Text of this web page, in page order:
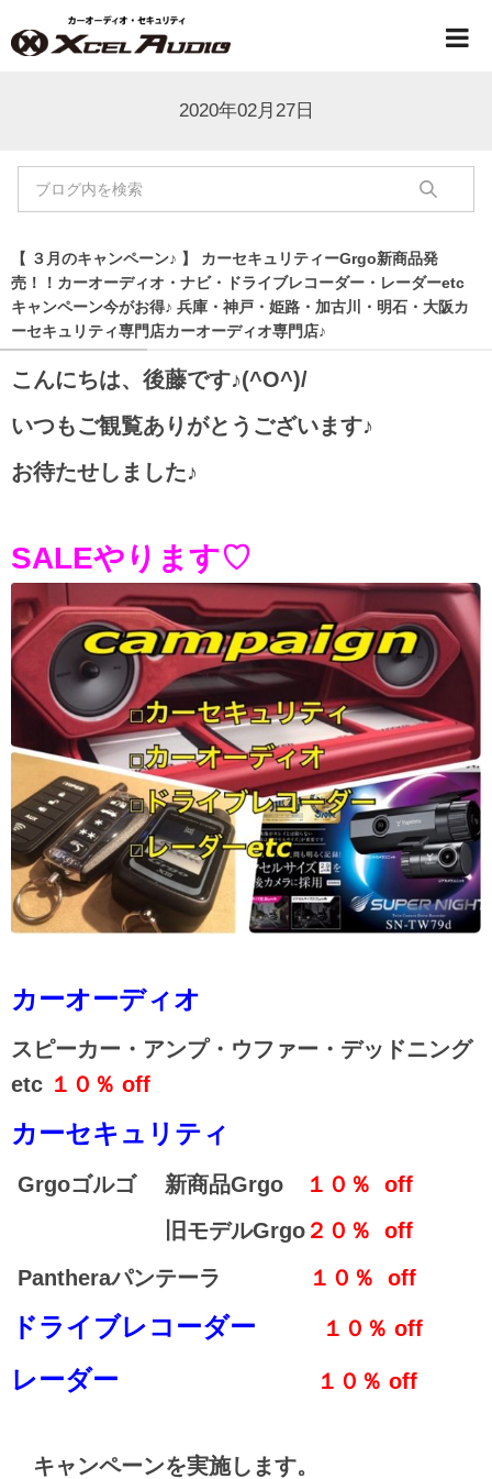
2020年02月27日
【 ３月のキャンペーン♪ 】 カーセキュリティーGrgo新商品発
売！！カーオーディオ・ナビ・ドライブレコーダー・レーダーetc
キャンペーン今がお得♪ 兵庫・神戸・姫路・加古川・明石・大阪カ
ーセキュリティ専門店カーオーディオ専門店♪
こんにちは、後藤です♪(^O^)/
いつもご観覧ありがとうございます♪
お待たせしました♪
SALEやります♡
カーオーディオ
スピーカー・アンプ・ウファー・デッドニング
etc １０％ off
カーセキュリティ
Grgoゴルゴ 新商品Grgo
１０％ off
旧モデルGrgo ２０％ off
Pantheraパンテーラ
１０％ off
ドライブレコーダー １０％ off
レーダー １０％ off
キャンペーンを実施します。